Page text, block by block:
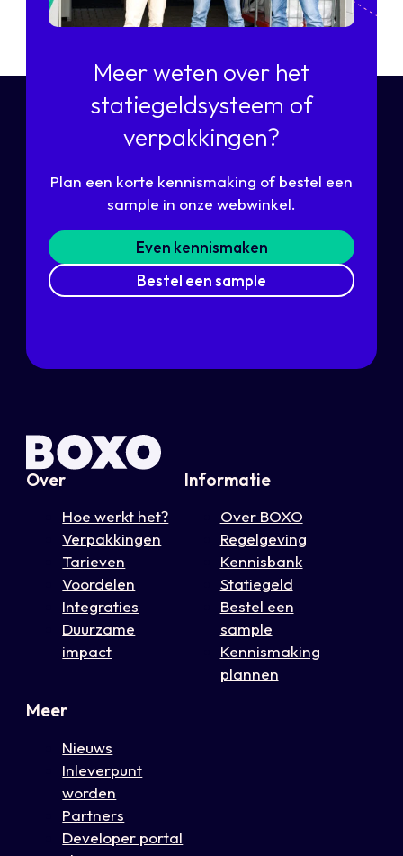
Meer weten over het
statiegeldsysteem of
verpakkingen?
Plan een korte kennismaking of bestel een
sample in onze webwinkel.
Even kennismaken
Bestel een sample
Over
Hoe werkt het?
Verpakkingen
Tarieven
Voordelen
Integraties
Duurzame
impact
Informatie
Over BOXO
Regelgeving
Kennisbank
Statiegeld
Bestel een
sample
Kennismaking
plannen
Meer
Nieuws
Inleverpunt
worden
Partners
Developer portal